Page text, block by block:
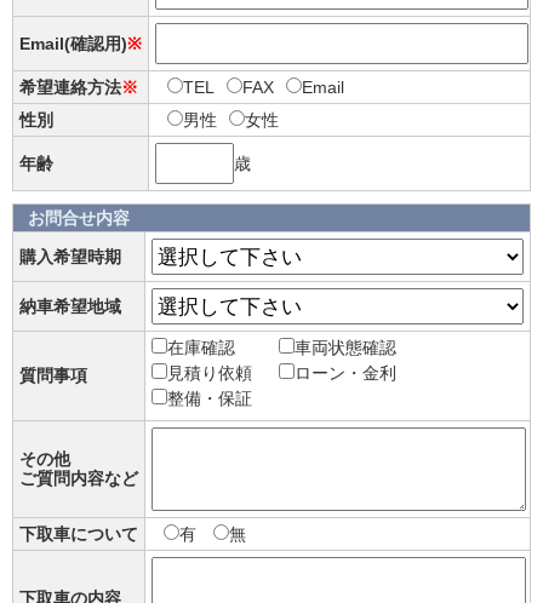
Email(確認用)※
希望連絡方法※ TEL FAX
Email
性別
男性 女性
年齢 歳
お問合せ内容
購入希望時期
納車希望地域
質問事項
在庫確認
車両状態確認
見積り依頼
ローン・金利
整備・保証
その他
ご質問内容など
下取車について 有 無
下取車の内容